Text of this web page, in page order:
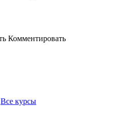
Комментировать
Все курсы